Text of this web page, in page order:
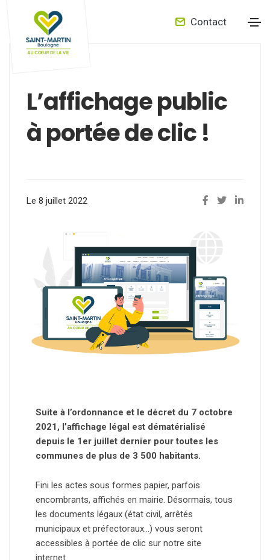
Contact
L’affichage public
à portée de clic !
Le 8 juillet 2022
Suite à l’ordonnance et le décret du 7 octobre
2021, l’affichage légal est dématérialisé
depuis le 1er juillet dernier pour toutes les
communes de plus de 3 500 habitants.
Fini les actes sous formes papier, parfois
encombrants, affichés en mairie. Désormais, tous
les documents légaux (état civil, arrêtés
municipaux et préfectoraux…) vous seront
accessibles à portée de clic sur notre site
internet.